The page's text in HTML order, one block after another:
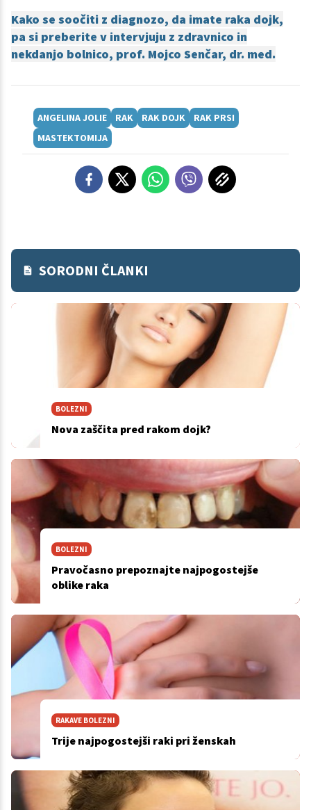
Kako se soočiti z diagnozo, da imate raka dojk,
pa si preberite v intervjuju z zdravnico in
nekdanjo bolnico, prof. Mojco Senčar, dr. med.
ANGELINA JOLIE RAK RAK DOJK
RAK PRSI
MASTEKTOMIJA
SORODNI ČLANKI
BOLEZNI
Nova zaščita pred rakom dojk?
BOLEZNI
Pravočasno prepoznajte najpogostejše
oblike raka
RAKAVE BOLEZNI
Trije najpogostejši raki pri ženskah